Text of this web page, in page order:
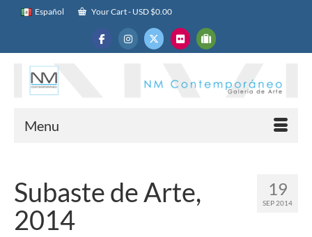
Español Your Cart- USD $0.00
Menu
19
SEP 2014
Subaste de Arte,
2014